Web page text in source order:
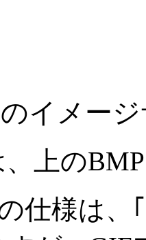
イメー
上の
仕様は、｢